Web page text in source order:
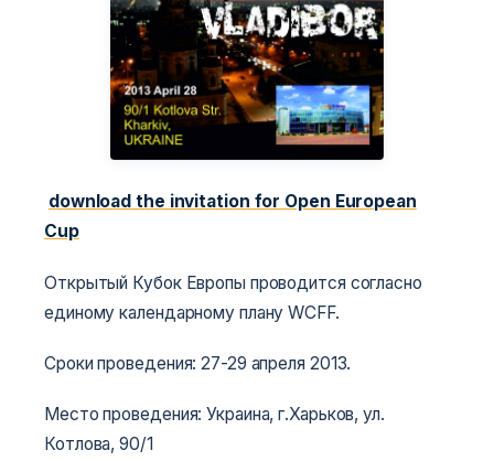
download the invitation for Open European
Cup
Открытый Кубок Европы проводится согласно
единому календарному плану WCFF.
Сроки проведения: 27-29 апреля 2013.
Место проведения: Украина, г.Харьков, ул.
Котлова, 90/1